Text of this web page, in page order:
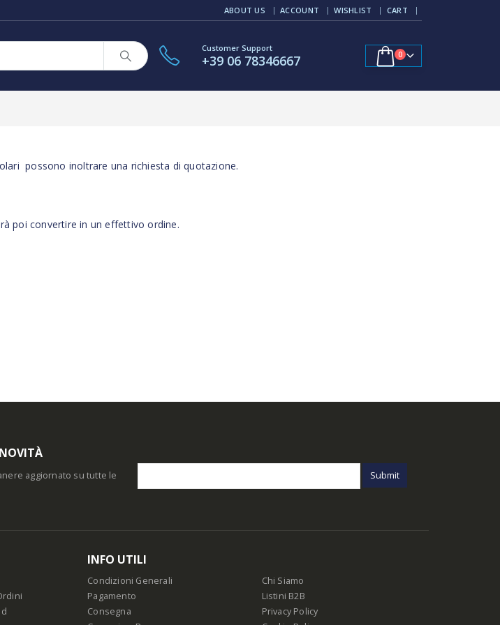
ABOUT US ACCOUNT WISHLIST CART
Customer Support
+39 06 78346667 0
possono inoltrare una richiesta di quotazione.
poi convertire in un effettivo ordine.
aggiornato su tutte le
INFO UTILI
Condizioni Generali
Pagamento
Consegna
Chi Siamo
Listini B2B
Privacy Policy